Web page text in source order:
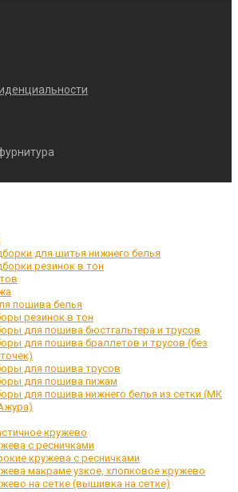
для шитья нижнего белья
резинок в тон
пошива белья
резинок в тон
для пошива бюстгальтера и трусов
для пошива браллетов и трусов (без
для пошива трусов
для пошива пижам
для пошива нижнего белья из сетки (МК
кружево
с ресничками
кружева с ресничками
макраме узкое, хлопковое кружево
на сетке (вышивка на сетке)